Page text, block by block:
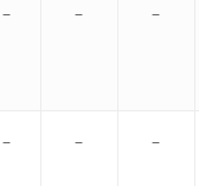
– – –
– – –